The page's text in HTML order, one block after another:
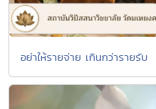
อย่าให้รายจ่าย เกินกว่ารายรับ